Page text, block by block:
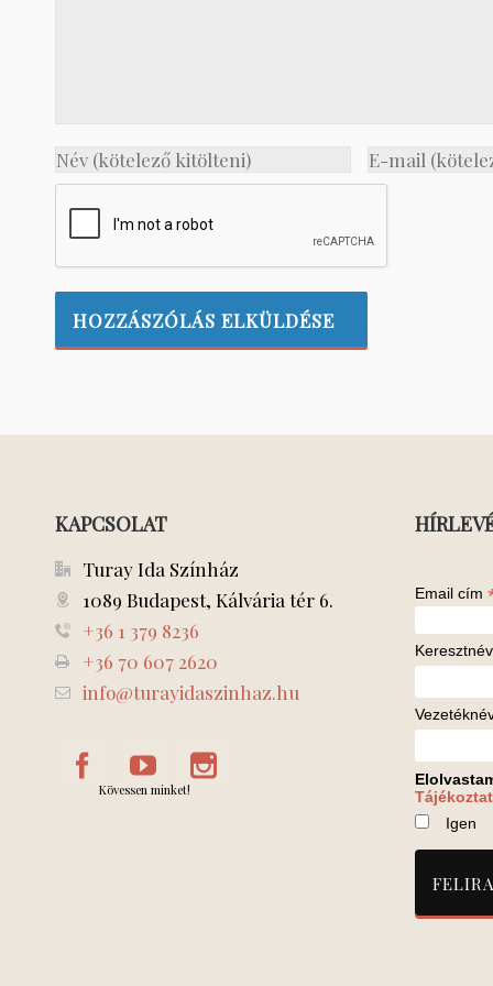
KAPCSOLAT
Turay Ida Színház
1089 Budapest, Kálvária tér 6.
+36 1 379 8236
+36 70 607 2620
info@turayidaszinhaz.hu
Kövessen minket!
Email cím
Keresztnév
Igen